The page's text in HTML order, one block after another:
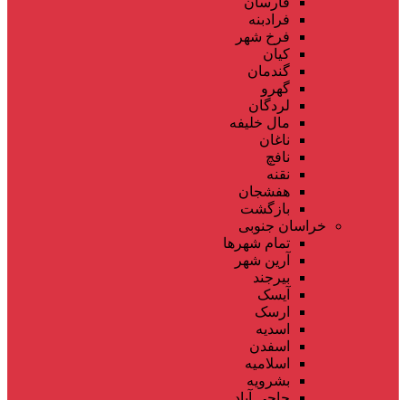
فرادبنه
فرخ شهر
کیان
گندمان
گهرو
لردگان
مال خلیفه
ناغان
نافچ
نقنه
هفشجان
بازگشت
خراسان جنوبی
تمام شهر‌ها
آرین شهر
بیرجند
آیسک
ارسک
اسدیه
اسفدن
اسلامیه
بشرویه